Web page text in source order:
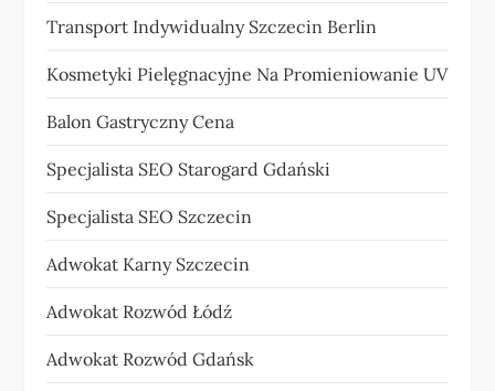
Transport Indywidualny Szczecin Berlin
Kosmetyki Pielęgnacyjne Na Promieniowanie UV
Balon Gastryczny Cena
Specjalista SEO Starogard Gdański
Specjalista SEO Szczecin
Adwokat Karny Szczecin
Adwokat Rozwód Łódź
Adwokat Rozwód Gdańsk